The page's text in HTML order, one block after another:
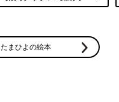
たまひよの絵本